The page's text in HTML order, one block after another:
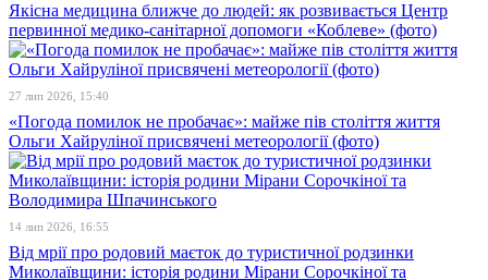
Якісна медицина ближче до людей: як розвивається Центр
первинної медико-санітарної допомоги «Коблеве» (фото)
27 лип 2026, 15:40
«Погода помилок не пробачає»: майже пів століття життя
Ольги Хайруліної присвячені метеорології (фото)
14 лип 2026, 16:55
Від мрії про родовий маєток до туристичної родзинки
Миколаївщини: історія родини Мірани Сорочкіної та